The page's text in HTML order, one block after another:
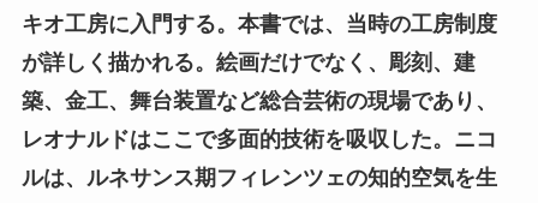
キオ工房に入門する。本書では、当時の工房制度
が詳しく描かれる。絵画だけでなく、彫刻、建
築、金工、舞台装置など総合芸術の現場であり、
レオナルドはここで多面的技術を吸収した。ニコ
ルは、ルネサンス期フィレンツェの知的空気を生